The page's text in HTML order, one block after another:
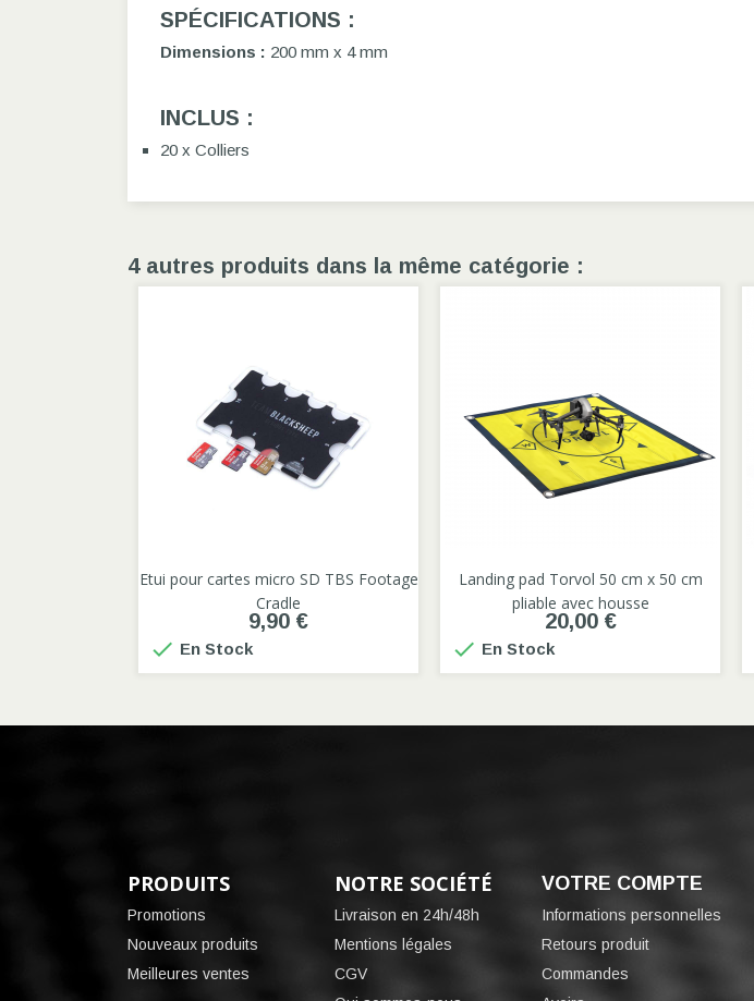
SPÉCIFICATIONS :
Dimensions : 200 mm x 4 mm
INCLUS :
20 x Colliers
4 autres produits dans la même catégorie :

Etui pour cartes micro SD TBS Footage
Cradle
9,90 €
 En Stock

Landing pad Torvol 50 cm x 50 cm
pliable avec housse
20,00 €
 En Stock
PRODUITS
Promotions
Nouveaux produits
Meilleures ventes
NOTRE SOCIÉTÉ
Livraison en 24h/48h
Mentions légales
CGV
VOTRE COMPTE
Informations personnelles
Retours produit
Commandes